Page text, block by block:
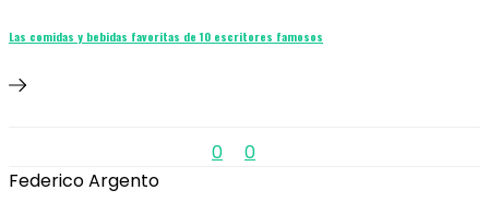
Las comidas y bebidas favoritas de 10 escritores famosos
0
0
Federico Argento